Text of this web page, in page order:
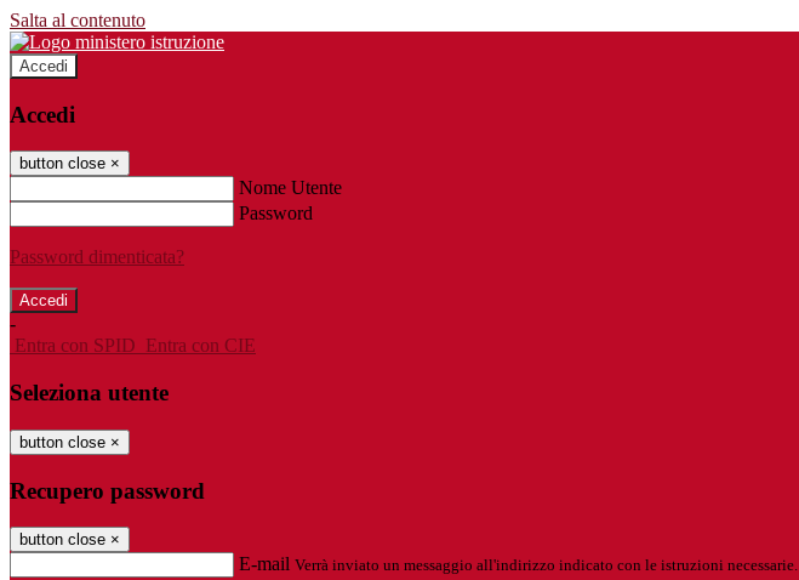
Salta al contenuto
Accedi
Accedi
button close ×
Nome Utente
Password
Password dimenticata?
-
Entra con SPID Entra con CIE
Seleziona utente
button close ×
Recupero password
button close ×
E-mail Verrà inviato un messaggio all'indirizzo indicato con le istruzioni necessarie.